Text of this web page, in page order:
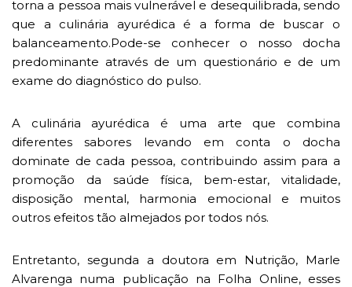
torna a pessoa mais vulnerável e desequilibrada, sendo
que a culinária ayurédica é a forma de buscar o
balanceamento.Pode-se conhecer o nosso docha
predominante através de um questionário e de um
exame do diagnóstico do pulso.
A culinária ayurédica é uma arte que combina
diferentes sabores levando em conta o docha
dominate de cada pessoa, contribuindo assim para a
promoção da saúde física, bem-estar, vitalidade,
disposição mental, harmonia emocional e muitos
outros efeitos tão almejados por todos nós.
Entretanto, segunda a doutora em Nutrição, Marle
Alvarenga numa publicação na Folha Online, esses